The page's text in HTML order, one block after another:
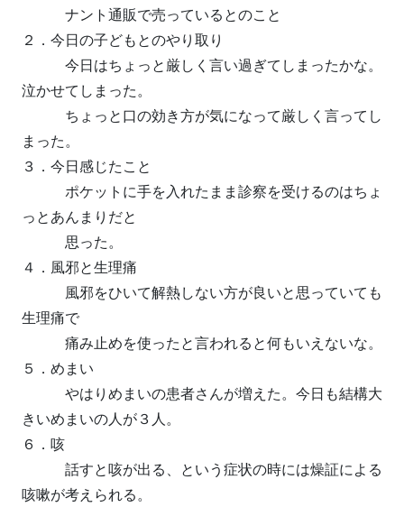
ナント通販で売っているとのこと
２．今日の子どもとのやり取り
今日はちょっと厳しく言い過ぎてしまったかな。
泣かせてしまった。
ちょっと口の効き方が気になって厳しく言ってし
まった。
３．今日感じたこと
ポケットに手を入れたまま診察を受けるのはちょ
っとあんまりだと
思った。
４．風邪と生理痛
風邪をひいて解熱しない方が良いと思っていても
生理痛で
痛み止めを使ったと言われると何もいえないな。
５．めまい
やはりめまいの患者さんが増えた。今日も結構大
きいめまいの人が３人。
６．咳
話すと咳が出る、という症状の時には燥証による
咳嗽が考えられる。